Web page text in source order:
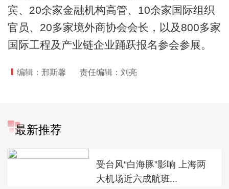
宾、20余家金融机构高管、10余家国际组织
官员、20多家境外商协会会长，以及800多家
国际工程及产业链企业踊跃报名参会参展。
编辑：邢斯馨 责任编辑：刘亮
最新推荐
受台风“白海豚”影响 上海两
大机场近六成航班...